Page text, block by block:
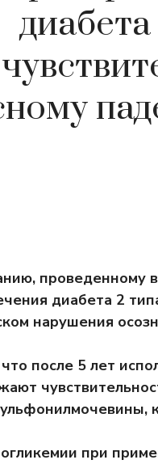
проведенному
диабета 2
нарушения
после 5 лет
при